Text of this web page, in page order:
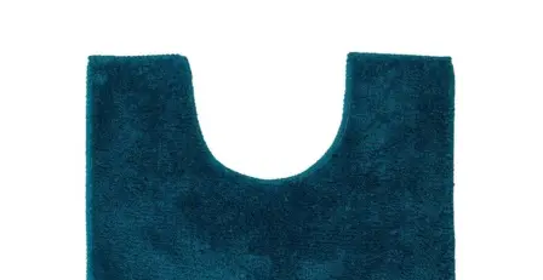
Μουσελίνα
Μπροκάρ
Οργάντζα
Οργάντζα διπλή